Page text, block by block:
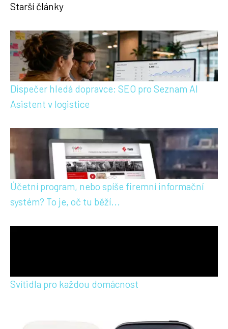
Starší články
Dispečer hledá dopravce: SEO pro Seznam AI
Asistent v logistice
Účetní program, nebo spíše firemní informační
systém? To je, oč tu běží...
Svítidla pro každou domácnost